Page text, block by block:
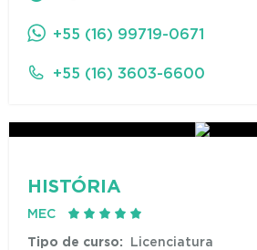
+55 (16) 99719-0671
+55 (16) 3603-6600
HISTÓRIA
MEC
Tipo de curso: Licenciatura